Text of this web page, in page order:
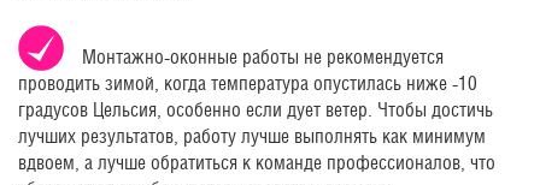
Монтажно-оконные работы не рекомендуется
проводить зимой, когда температура опустилась ниже -10
градусов Цельсия, особенно если дует ветер. Чтобы достичь
лучших результатов, работу лучше выполнять как минимум
вдвоем, а лучше обратиться к команде профессионалов, что